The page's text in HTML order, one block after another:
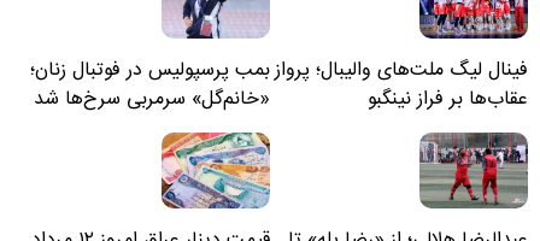
فینال لیگ ملت‌های والیبال؛ پرواز
عقاب‌ها بر فراز نینگبو
بمب پرسپولیس در فوتبال زنان؛
«خانم‌گل» سرمربی سرخ‌ها شد